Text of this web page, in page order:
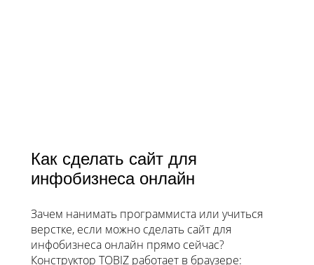
Как сделать сайт для
инфобизнеса онлайн
Зачем нанимать программиста или учиться
верстке, если можно сделать сайт для
инфобизнеса онлайн прямо сейчас?
Конструктор TOBIZ работает в браузере: